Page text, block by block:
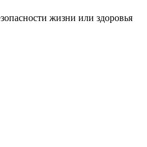
жизни или здоровья